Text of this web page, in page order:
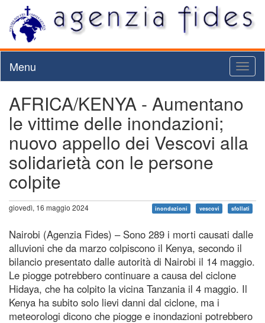
Menu
AFRICA/KENYA - Aumentano
le vittime delle inondazioni;
nuovo appello dei Vescovi alla
solidarietà con le persone
colpite
giovedì, 16 maggio 2024 inondazioni vescovi sfollati
Nairobi (Agenzia Fides) – Sono 289 i morti causati dalle
alluvioni che da marzo colpiscono il Kenya, secondo il
bilancio presentato dalle autorità di Nairobi il 14 maggio.
Le piogge potrebbero continuare a causa del ciclone
Hidaya, che ha colpito la vicina Tanzania il 4 maggio. Il
Kenya ha subito solo lievi danni dal ciclone, ma i
meteorologi dicono che piogge e inondazioni potrebbero